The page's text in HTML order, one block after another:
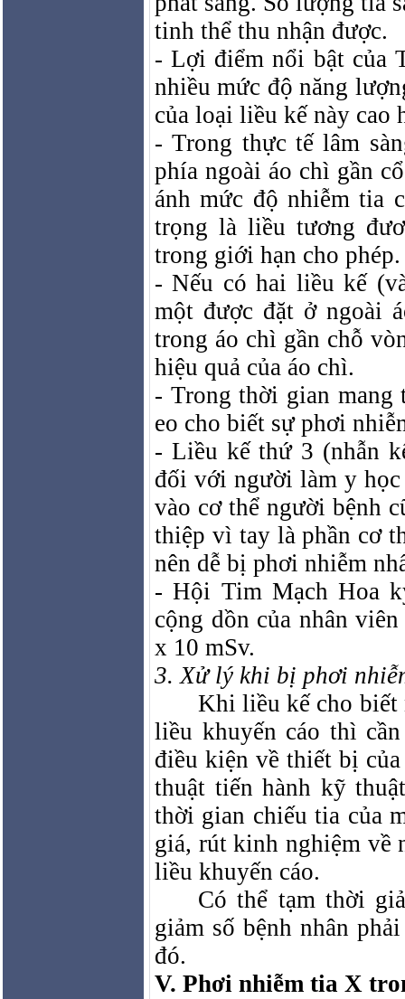
tinh thể thu nhận được.
- Lợi điểm nổi bật của
nhiều mức độ năng
của loại liều kế này cao
- Trong thực tế lâm
phía ngoài áo chì gần
ánh mức độ nhiễm tia
trọng là liều tương
trong giới hạn cho phép.
- Nếu có hai liều kế
một được đặt ở ngoài
trong áo chì gần chỗ
hiệu quả của áo chì.
- Trong thời gian mang
eo cho biết sự phơi
- Liều kế thứ 3 (nhẫn
đối với người làm y
vào cơ thể người bệnh
thiệp vì tay là phần cơ
nên dễ bị phơi nhiễm
- Hội Tim Mạch Hoa
cộng dồn của nhân
x 10 mSv.
3. Xử lý khi bị phơi
Khi liều kế cho biết
liều khuyến cáo thì
điều kiện về thiết bị
thuật tiến hành kỹ
thời gian chiếu tia của
giá, rút kinh nghiệm về
liều khuyến cáo.
Có thể tạm thời
giảm số bệnh nhân
đó.
V. Phơi nhiễm tia X